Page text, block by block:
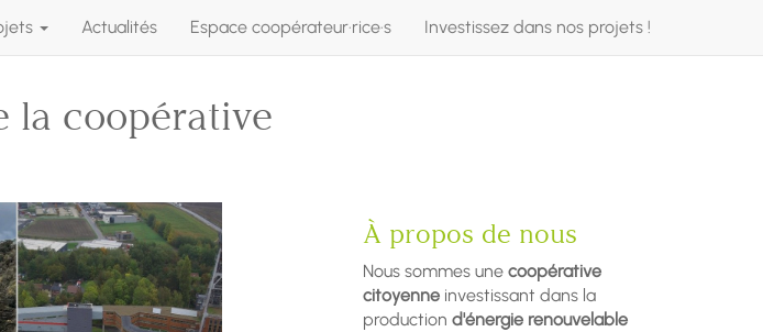
Actualités Espace coopérateur·rice·s Investissez dans nos projets !
la coopérative
À propos de nous
Nous sommes une coopérative
citoyenne investissant dans la
production d'énergie renouvelable